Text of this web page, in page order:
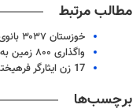
مطالب مرتبط
خوزستان ۳۰۳۷ بانوی شهید، جانباز و آزاده دارد
واگذاری ۸۰۰ زمین به خانواده جانباز و ایثارگر در آبادان و خرمشهر
17 زن ایثارگر فرهیخته معرفی شدند
برچسب‌ها